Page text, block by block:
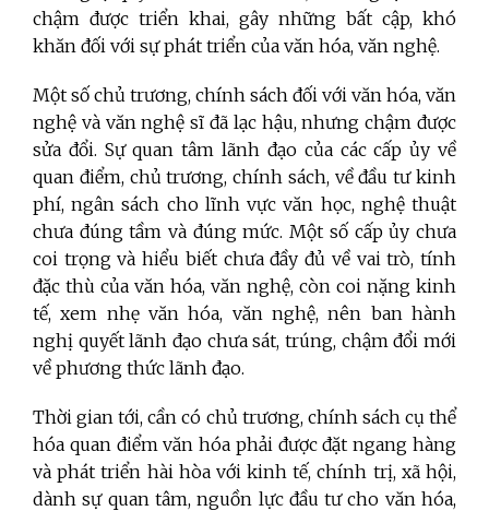
chậm được triển khai, gây những bất cập, khó
khăn đối với sự phát triển của văn hóa, văn nghệ.
Một số chủ trương, chính sách đối với văn hóa, văn
nghệ và văn nghệ sĩ đã lạc hậu, nhưng chậm được
sửa đổi. Sự quan tâm lãnh đạo của các cấp ủy về
quan điểm, chủ trương, chính sách, về đầu tư kinh
phí, ngân sách cho lĩnh vực văn học, nghệ thuật
chưa đúng tầm và đúng mức. Một số cấp ủy chưa
coi trọng và hiểu biết chưa đầy đủ về vai trò, tính
đặc thù của văn hóa, văn nghệ, còn coi nặng kinh
tế, xem nhẹ văn hóa, văn nghệ, nên ban hành
nghị quyết lãnh đạo chưa sát, trúng, chậm đổi mới
về phương thức lãnh đạo.
Thời gian tới, cần có chủ trương, chính sách cụ thể
hóa quan điểm văn hóa phải được đặt ngang hàng
và phát triển hài hòa với kinh tế, chính trị, xã hội,
dành sự quan tâm, nguồn lực đầu tư cho văn hóa,